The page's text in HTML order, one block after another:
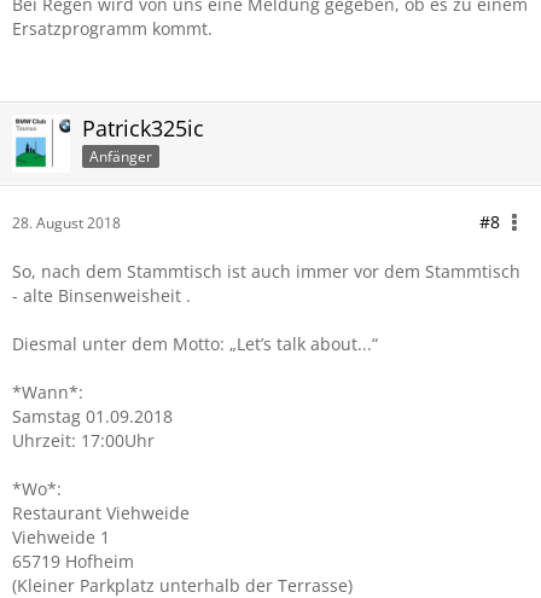
Ersatzprogramm kommt.
Patrick325ic
Anfänger
28. August 2018 #8
So, nach dem Stammtisch ist auch immer vor dem Stammtisch
- alte Binsenweisheit .
Diesmal unter dem Motto: „Let’s talk about...“
*Wann*:
Samstag 01.09.2018
Uhrzeit: 17:00Uhr
*Wo*:
Restaurant Viehweide
Viehweide 1
65719 Hofheim
(Kleiner Parkplatz unterhalb der Terrasse)